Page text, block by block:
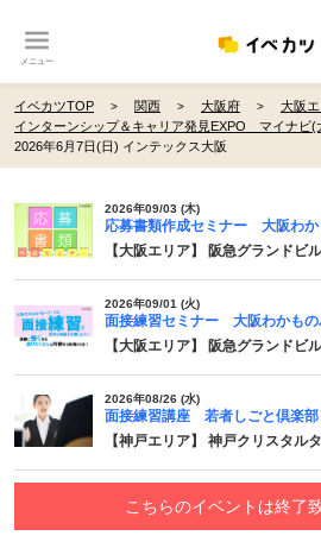
メニュー
イベカツTOP 関西 大阪府
大阪
インターンシップ＆キャリア発見EXPO マイナビ(
2026年6月7日(日) インテックス大阪
2026年09/03 (木)
応募書類作成セミナー 大阪わか
【大阪エリア】 阪急グランドビ
2026年09/01 (火)
面接練習セミナー 大阪わかもの
【大阪エリア】 阪急グランドビ
2026年08/26 (水)
面接練習講座 若者しごと倶楽部
【神戸エリア】 神戸クリスタル
こちらのイベントは終了